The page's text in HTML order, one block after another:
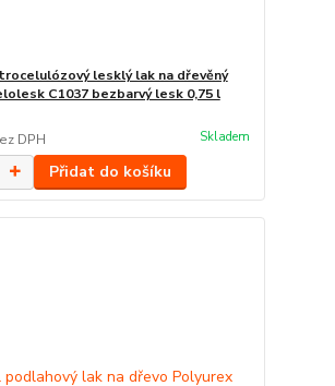
lesklý lak na dřevěný
C1037 bezbarvý lesk 0,75 l
DPH Skladem
Přidat do košíku